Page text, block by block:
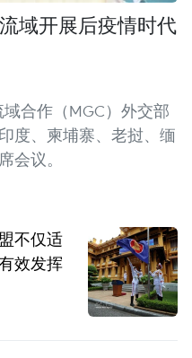
域开展后疫情时代
合作（MGC）外交部
度、柬埔寨、老挝、缅
会议。
不仅适
效发挥